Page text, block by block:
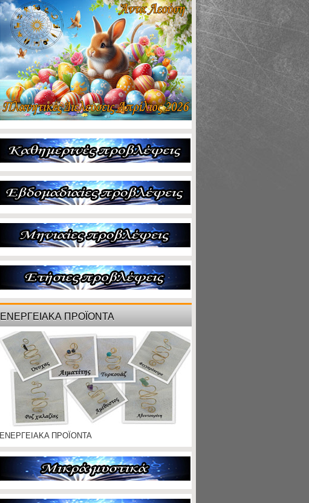
ΕΝΕΡΓΕΙΑΚΑ ΠΡΟΪΟΝΤΑ
ΕΝΕΡΓΕΙΑΚΑ ΠΡΟΪΟΝΤΑ